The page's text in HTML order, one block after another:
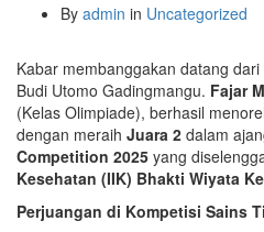
By admin in Uncategorized
Kabar membanggakan datang
Budi Utomo Gadingmangu. Fajar
(Kelas Olimpiade), berhasil
dengan meraih Juara 2 dalam
Competition 2025 yang
Kesehatan (IIK) Bhakti Wiyata
Perjuangan di Kompetisi Sains